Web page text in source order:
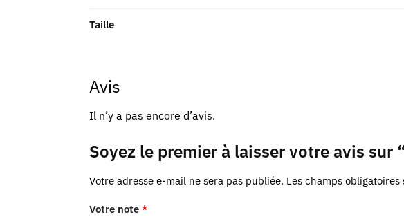
Taille
Avis
Il n’y a pas encore d’avis.
Soyez le premier à laisser votre avis sur
Votre adresse e-mail ne sera pas publiée. Les champs
Votre note *